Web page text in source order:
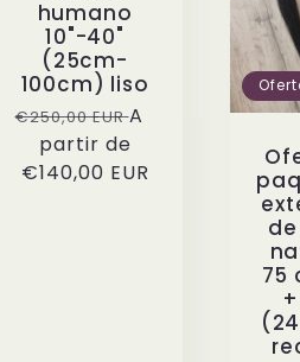
humano
10"-40"
(25cm-
100cm) liso
Precio
habitual
€250,00 EUR Precio
de
oferta
A
partir de
€140,00 EUR
75